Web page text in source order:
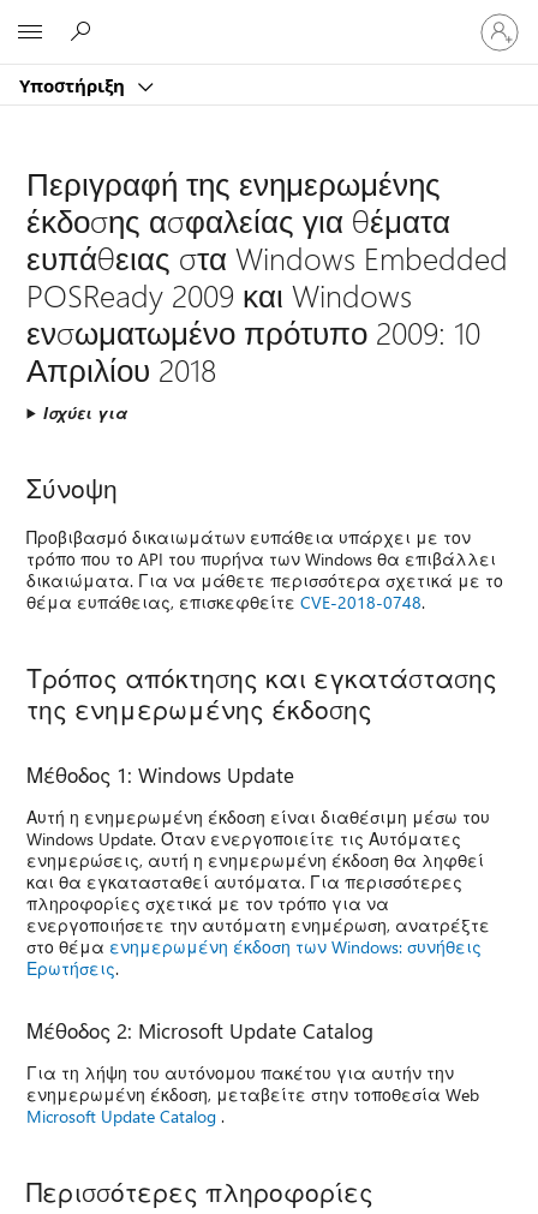
Υποστήριξη
Είσοδος
στον
Περιγραφή της ενημερωμένης
έκδοσης ασφαλείας για θέματα
ευπάθειας στα Windows Embedded
POSReady 2009 και Windows
ενσωματωμένο πρότυπο 2009: 10
Απριλίου 2018
Ισχύει για
Σύνοψη
Προβιβασμό δικαιωμάτων ευπάθεια υπάρχει με τον
τρόπο που το API του πυρήνα των Windows θα επιβάλλει
δικαιώματα. Για να μάθετε περισσότερα σχετικά με το
θέμα ευπάθειας, επισκεφθείτεCVE-2018-0748.
Τρόπος απόκτησης και εγκατάστασης
της ενημερωμένης έκδοσης
Μέθοδος 1: Windows Update
Αυτή η ενημερωμένη έκδοση είναι διαθέσιμη μέσω του
Windows Update. Όταν ενεργοποιείτε τις Αυτόματες
ενημερώσεις, αυτή η ενημερωμένη έκδοση θα ληφθεί
και θα εγκατασταθεί αυτόματα. Για περισσότερες
πληροφορίες σχετικά με τον τρόπο για να
ενεργοποιήσετε την αυτόματη ενημέρωση, ανατρέξτε
στο θέμα ενημερωμένη έκδοση των Windows: συνήθεις
Ερωτήσεις.
Μέθοδος 2: Microsoft Update Catalog
Για τη λήψη του αυτόνομου πακέτου για αυτήν την
ενημερωμένη έκδοση, μεταβείτε στην τοποθεσία Web
Microsoft Update Catalog .
Περισσότερες πληροφορίες